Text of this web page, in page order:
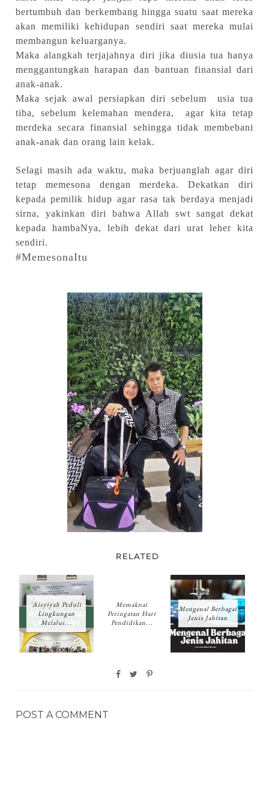
bertumbuh dan berkembang hingga suatu saat mereka
akan memiliki kehidupan sendiri saat mereka mulai
membangun keluarganya.
Maka alangkah terjajahnya diri jika diusia tua hanya
menggantungkan harapan dan bantuan finansial dari
anak-anak.
Maka sejak awal persiapkan diri sebelum usia tua
tiba, sebelum kelemahan mendera, agar kita tetap
merdeka secara finansial sehingga tidak membebani
anak-anak dan orang lain kelak.
Selagi masih ada waktu, maka berjuanglah agar diri
tetap memesona dengan merdeka. Dekatkan diri
kepada pemilik hidup agar rasa tak berdaya menjadi
sirna, yakinkan diri bahwa Allah swt sangat dekat
kepada hambaNya, lebih dekat dari urat leher kita
sendiri.
#MemesonaItu
RELATED
'Aisyiyah Peduli
Lingkungan
Melalui...
Memaknai
Peringatan Hari
Pendidikan...
Mengenal Berbagai
Jenis Jahitan
POST A COMMENT